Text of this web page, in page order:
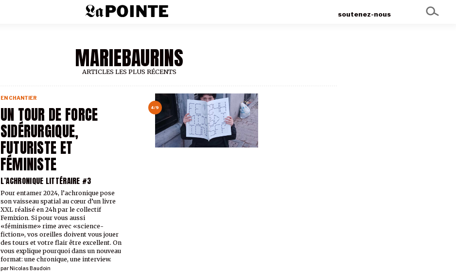
soutenez-nous
MARIEBAURINS
ARTICLES LES PLUS RÉCENTS
4/9
UN TOUR DE FORCE
SIDÉRURGIQUE,
FUTURISTE ET
FÉMINISTE
L’ACHRONIQUE LITTÉRAIRE #3
EN CHANTIER
par Nicolas Baudoin
Pour entamer 2024, l’achronique pose
son vaisseau spatial au cœur d’un livre
XXL réalisé en 24h par le collectif
Femixion. Si pour vous aussi
«féminisme» rime avec «science-
fiction», vos oreilles doivent vous jouer
des tours et votre flair être excellent. On
vous explique pourquoi dans un nouveau
format: une chronique, une interview.